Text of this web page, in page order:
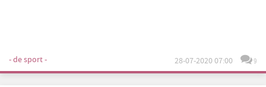
- de sport - 28-07-2020 07:00 9